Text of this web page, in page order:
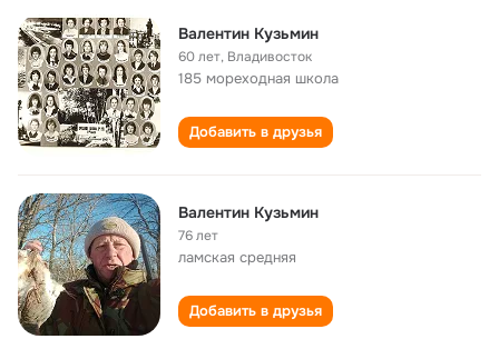
Валентин Кузьмин
60 лет, Владивосток
185 мореходная школа
Добавить в друзья
Валентин Кузьмин
76 лет
ламская средняя
Добавить в друзья